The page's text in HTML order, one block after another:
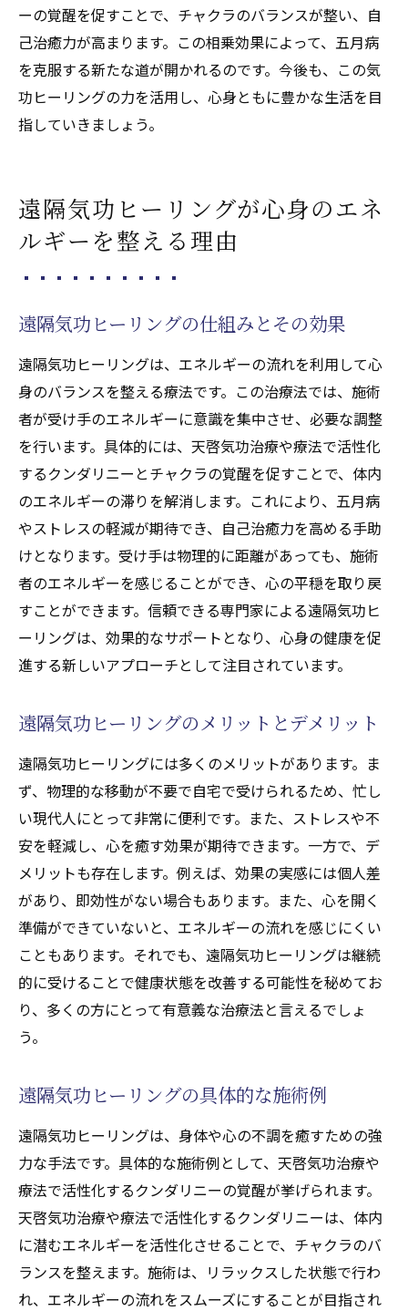
ーの覚醒を促すことで、チャクラのバランスが整い、自
己治癒力が高まります。この相乗効果によって、五月病
を克服する新たな道が開かれるのです。今後も、この気
功ヒーリングの力を活用し、心身ともに豊かな生活を目
指していきましょう。
遠隔気功ヒーリングが心身のエネ
ルギーを整える理由
遠隔気功ヒーリングの仕組みとその効果
遠隔気功ヒーリングは、エネルギーの流れを利用して心
身のバランスを整える療法です。この治療法では、施術
者が受け手のエネルギーに意識を集中させ、必要な調整
を行います。具体的には、天啓気功治療や療法で活性化
するクンダリニーとチャクラの覚醒を促すことで、体内
のエネルギーの滞りを解消します。これにより、五月病
やストレスの軽減が期待でき、自己治癒力を高める手助
けとなります。受け手は物理的に距離があっても、施術
者のエネルギーを感じることができ、心の平穏を取り戻
すことができます。信頼できる専門家による遠隔気功ヒ
ーリングは、効果的なサポートとなり、心身の健康を促
進する新しいアプローチとして注目されています。
遠隔気功ヒーリングのメリットとデメリット
遠隔気功ヒーリングには多くのメリットがあります。ま
ず、物理的な移動が不要で自宅で受けられるため、忙し
い現代人にとって非常に便利です。また、ストレスや不
安を軽減し、心を癒す効果が期待できます。一方で、デ
メリットも存在します。例えば、効果の実感には個人差
があり、即効性がない場合もあります。また、心を開く
準備ができていないと、エネルギーの流れを感じにくい
こともあります。それでも、遠隔気功ヒーリングは継続
的に受けることで健康状態を改善する可能性を秘めてお
り、多くの方にとって有意義な治療法と言えるでしょ
う。
遠隔気功ヒーリングの具体的な施術例
遠隔気功ヒーリングは、身体や心の不調を癒すための強
力な手法です。具体的な施術例として、天啓気功治療や
療法で活性化するクンダリニーの覚醒が挙げられます。
天啓気功治療や療法で活性化するクンダリニーは、体内
に潜むエネルギーを活性化させることで、チャクラのバ
ランスを整えます。施術は、リラックスした状態で行わ
れ、エネルギーの流れをスムーズにすることが目指され